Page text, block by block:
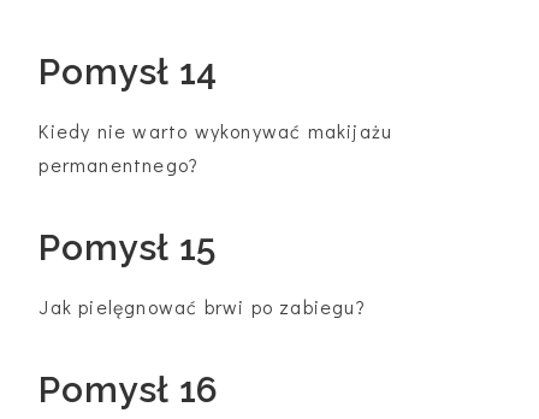
Pomysł 14
Kiedy nie warto wykonywać makijażu
permanentnego?
Pomysł 15
Jak pielęgnować brwi po zabiegu?
Pomysł 16